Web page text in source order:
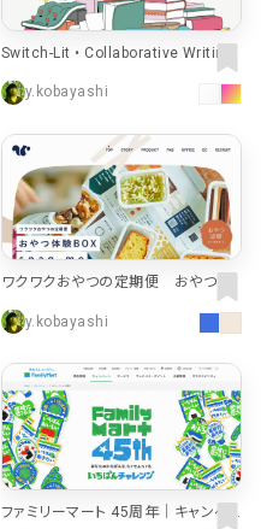
Switch-Lit • Collaborative Writing
y.kobayashi
ワクワクおやつの定期便 おやつ体
y.kobayashi
ファミリーマート 45周年｜キャンペ